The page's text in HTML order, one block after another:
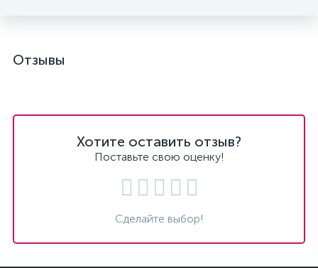
Отзывы
Хотите оставить отзыв?
Поставьте свою оценку!
Сделайте выбор!